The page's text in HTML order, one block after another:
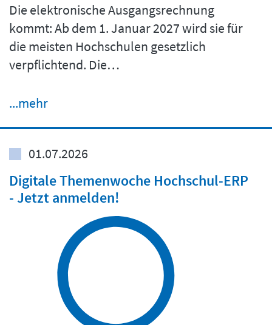
Die elektronische Ausgangsrechnung
kommt: Ab dem 1. Januar 2027 wird sie für
die meisten Hochschulen gesetzlich
verpflichtend. Die…
...mehr
01.07.2026
Digitale Themenwoche Hochschul-ERP
- Jetzt anmelden!